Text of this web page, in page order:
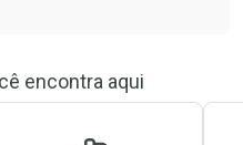
encontra aqui